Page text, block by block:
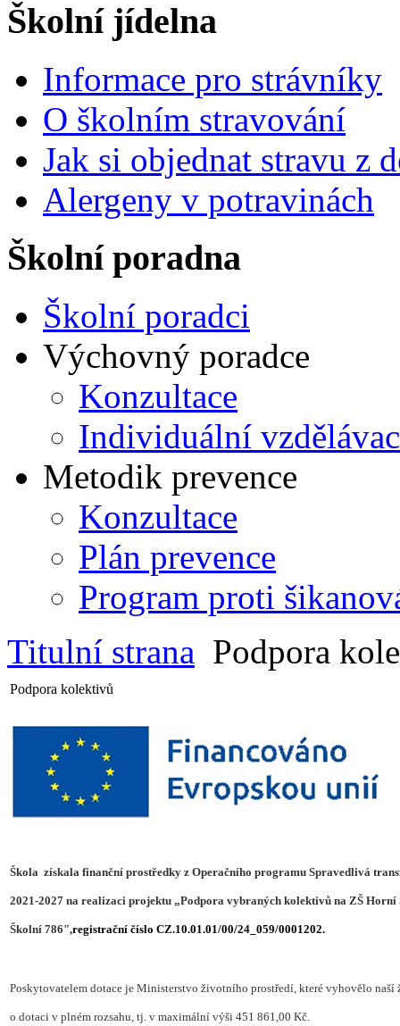
Školní jídelna
Informace pro strávníky
O školním stravování
Jak si objednat stravu z
Alergeny v potravinách
Školní poradna
Školní poradci
Výchovný poradce
Konzultace
Individuální
Metodik prevence
Konzultace
Plán prevence
Program proti
Titulní strana Podpora
Podpora kolektivů
Škola získala finanční prostředky z Operačního programu Spravedlivá
2021-2027 na realizaci projektu „Podpora vybraných kolektivů na ZŠ Horní
Školní 786",registrační číslo CZ.10.01.01/00/24_059/0001202.
Poskytovatelem dotace je Ministerstvo životního prostředí, které vyhovělo naší
o dotaci v plném rozsahu, tj. v maximální výši 451 861,00 Kč.